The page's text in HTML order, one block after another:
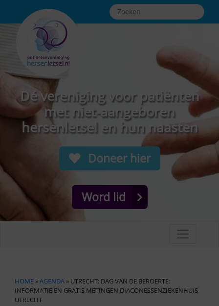
Dé vereniging voor patiënten
met niet-aangeboren
hersenletsel en hun naasten
Doneer hier
Word lid
HOME »AGENDA » UTRECHT: DAG VAN DE BEROERTE:
INFORMATIE EN GRATIS METINGEN DIACONESSENZIEKENHUIS
UTRECHT